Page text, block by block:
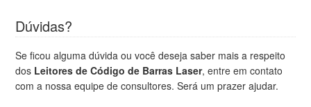
Dúvidas?
Se ficou alguma dúvida ou você deseja saber mais a respeito
dos Leitores de Código de Barras Laser, entre em contato
com a nossa equipe de consultores. Será um prazer ajudar.